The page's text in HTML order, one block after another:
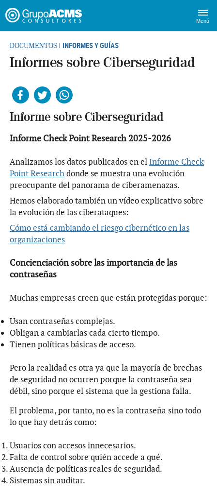
Menú
DOCUMENTOS | INFORMES Y GUÍAS
Informes sobre Ciberseguridad
Informe sobre Ciberseguridad
Informe Check Point Research 2025-2026
Analizamos los datos publicados en elInforme Check
Point Researchdonde se muestra una evolución
preocupante del panorama de ciberamenazas.
Hemos elaborado también un vídeo explicativo sobre
la evolución de las ciberataques:
Cómo está cambiando el riesgo cibernético en las
organizaciones
Concienciación sobre las importancia de las
contraseñas
Muchas empresas creen que están protegidas porque:
Usan contraseñas complejas.
Obligan a cambiarlas cada cierto tiempo.
Tienen políticas básicas de acceso.
Pero la realidad es otra ya que la mayoría de brechas
de seguridad no ocurren porque la contraseña sea
débil, sino porque el sistema que la gestiona falla.
El problema, por tanto, no es la contraseña sino todo
lo que hay detrás como:
Usuarios con accesos innecesarios.
Falta de control sobre quién accede a qué.
Ausencia de políticas reales de seguridad.
Sistemas sin auditar.